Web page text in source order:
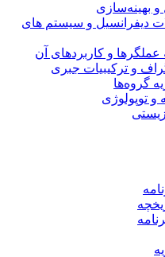
و بهینه‌سازی
دیفرانسیل و سیستم های
و کاربردهای آن
و ترکیبیات جبری
گروه‌ها
و توپولوژی